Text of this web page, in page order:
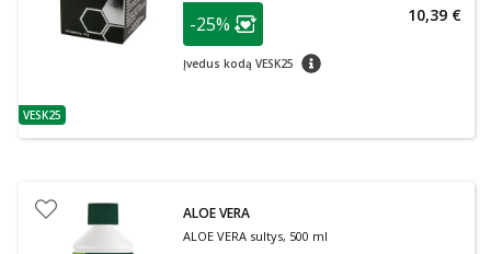
patarimas
VESK25
patarimas
Lojalumo klubo narių nuolaida
-25%
Įvedus kodą VESK25 patarimas
10,39 €
ALOE VERA
ALOE VERA sultys, 500 ml